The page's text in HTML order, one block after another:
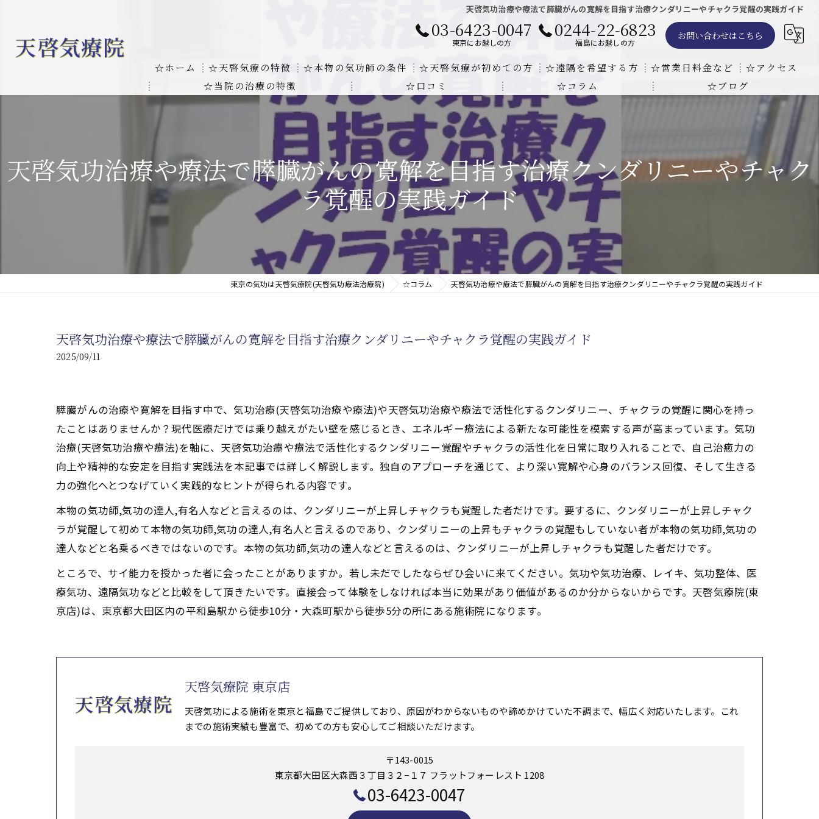
天啓気功治療や療法で膵臓がんの寛解を目指す治療クンダリニーやチャクラ覚醒の実践ガイド
03-6423-0047
東京にお越しの方
0244-22-6823
福島にお越しの方
お問い合わせはこちら
☆ホーム ☆天啓気療の特徴
お客様の質問に対する回答
天啓気療に関する書籍
本物の気功師にも優るサイ能力の凄さ
気功治療や療法と天啓気療の違い
☆本物の気功師の条件
クンダリニーの上昇でチャクラの覚醒
☆天啓気療が初めての方 ☆遠隔を希望する方
遠隔気功ヒーリングで難病の克服の方法と効果
☆営業日料金など
東京での瞑想気功教室の開催について
☆アクセス
天啓気療院 東京店
天啓気療院 福島店
☆当院の治療の特徴
線維筋痛症が天啓気療により奇跡的な寛解
難病の疾患
難病治療に革命チャクラ覚醒サイ能力
肝臓疾患の原因と症状を解明及び緩解法
心臓の疾患
腎臓の疾患
☆口コミ ☆コラム ☆ブログ
天啓気功治療や療法で膵臓がんの寛解を目指す治療クンダリニーやチャク
ラ覚醒の実践ガイド
東京の気功は天啓気療院(天啓気功療法治療院) ☆コラム 天啓気功治療や療法で膵臓がんの寛解を目指す治療クンダリニーやチャクラ覚醒の実践ガイド
天啓気功治療や療法で膵臓がんの寛解を目指す治療クンダリニーやチャクラ覚醒の実践ガイド
2025/09/11
膵臓がんの治療や寛解を目指す中で、気功治療(天啓気功治療や療法)や天啓気功治療や療法で活性化するクンダリニー、チャクラの覚醒に関心を持っ
たことはありませんか？現代医療だけでは乗り越えがたい壁を感じるとき、エネルギー療法による新たな可能性を模索する声が高まっています。気功
治療(天啓気功治療や療法)を軸に、天啓気功治療や療法で活性化するクンダリニー覚醒やチャクラの活性化を日常に取り入れることで、自己治癒力の
向上や精神的な安定を目指す実践法を本記事では詳しく解説します。独自のアプローチを通じて、より深い寛解や心身のバランス回復、そして生きる
力の強化へとつなげていく実践的なヒントが得られる内容です。
本物の気功師,気功の達人,有名人などと言えるのは、クンダリニーが上昇しチャクラも覚醒した者だけです。要するに、クンダリニーが上昇しチャク
ラが覚醒して初めて本物の気功師,気功の達人,有名人と言えるのであり、クンダリニーの上昇もチャクラの覚醒もしていない者が本物の気功師,気功の
達人などと名乗るべきではないのです。本物の気功師,気功の達人などと言えるのは、クンダリニーが上昇しチャクラも覚醒した者だけです。
ところで、サイ能力を授かった者に会ったことがありますか。若し未だでしたならぜひ会いに来てください。気功や気功治療、レイキ、気功整体、医
療気功、遠隔気功などと比較をして頂きたいです。直接会って体験をしなければ本当に効果があり価値があるのか分からないからです。天啓気療院(東
京店)は、東京都大田区内の平和島駅から徒歩10分・大森町駅から徒歩5分の所にある施術院になります。
天啓気療院 東京店
天啓気功による施術を東京と福島でご提供しており、原因がわからないものや諦めかけていた不調まで、幅広く対応いたします。これ
までの施術実績も豊富で、初めての方も安心してご相談いただけます。
〒143-0015
東京都大田区大森西３丁目３２−１７ フラットフォーレスト 1208
03-6423-0047